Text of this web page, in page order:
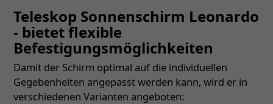
Teleskop Sonnenschirm Leonardo
- bietet flexible
Befestigungsmöglichkeiten
Damit der Schirm optimal auf die individuellen
Gegebenheiten angepasst werden kann, wird er in
verschiedenen Varianten angeboten: